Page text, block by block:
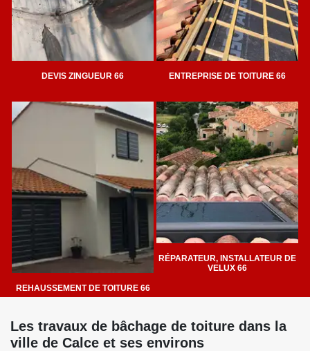
DEVIS ZINGUEUR 66 ENTREPRISE DE TOITURE 66
REHAUSSEMENT DE TOITURE 66
RÉPARATEUR, INSTALLATEUR DE
VELUX 66
Les travaux de bâchage de toiture dans la
ville de Calce et ses environs